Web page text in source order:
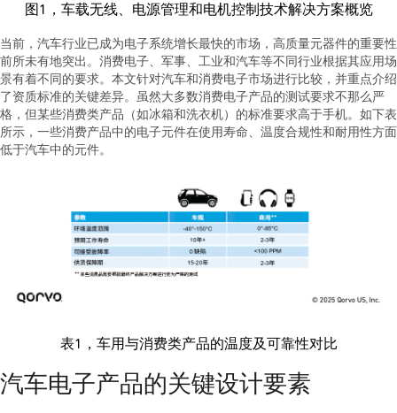
图1，车载无线、电源管理和电机控制技术解决方案概览
当前，汽车行业已成为电子系统增长最快的市场，高质量元器件的重要性
前所未有地突出。消费电子、军事、工业和汽车等不同行业根据其应用场
景有着不同的要求。本文针对汽车和消费电子市场进行比较，并重点介绍
了资质标准的关键差异。虽然大多数消费电子产品的测试要求不那么严
格，但某些消费类产品（如冰箱和洗衣机）的标准要求高于手机。如下表
所示，一些消费产品中的电子元件在使用寿命、温度合规性和耐用性方面
低于汽车中的元件。
表1，车用与消费类产品的温度及可靠性对比
汽车电子产品的关键设计要素